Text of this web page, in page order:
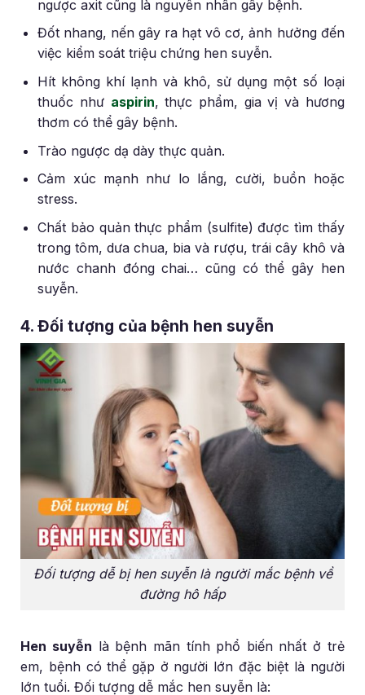
ngược axit cũng là nguyên nhân gây bệnh.
Đốt nhang, nến gây ra hạt vô cơ, ảnh hưởng đến
việc kiểm soát triệu chứng hen suyễn.
Hít không khí lạnh và khô, sử dụng một số loại
thuốc như aspirin, thực phẩm, gia vị và hương
thơm có thể gây bệnh.
Trào ngược dạ dày thực quản.
Cảm xúc mạnh như lo lắng, cười, buồn hoặc
stress.
Chất bảo quản thực phẩm (sulfite) được tìm thấy
trong tôm, dưa chua, bia và rượu, trái cây khô và
nước chanh đóng chai… cũng có thể gây hen
suyễn.
4. Đối tượng của bệnh hen suyễn
Đối tượng dễ bị hen suyễn là người mắc bệnh về
đường hô hấp
Hen suyễn là bệnh mãn tính phổ biến nhất ở trẻ
em, bệnh có thể gặp ở người lớn đặc biệt là người
lớn tuổi. Đối tượng dễ mắc hen suyễn là: